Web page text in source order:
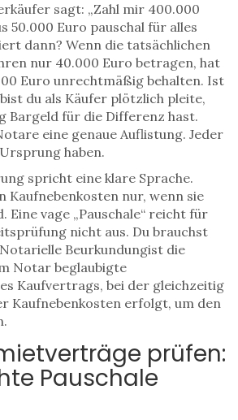
sagt: „Zahl mir 400.000
50.000 Euro pauschal für alles
dann? Wenn die tatsächlichen
nur 40.000 Euro betragen, hat
Euro unrechtmäßig behalten. Ist
du als Käufer plötzlich pleite,
Bargeld für die Differenz hast.
eine genaue Auflistung. Jeder
haben.
spricht eine klare Sprache.
Kaufnebenkosten nur, wenn sie
Eine vage „Pauschale“ reicht für
nicht aus. Du brauchst
Notarielle Beurkundungist die
Notar beglaubigte
Kaufvertrags, bei der gleichzeitig
Kaufnebenkosten erfolgt, um den
prüfen:
Pauschale